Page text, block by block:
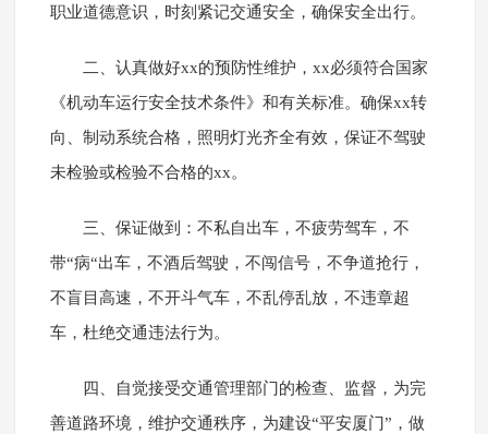
职业道德意识，时刻紧记交通安全，确保安全出行。
二、认真做好xx的预防性维护，xx必须符合国家
《机动车运行安全技术条件》和有关标准。确保xx转
向、制动系统合格，照明灯光齐全有效，保证不驾驶
未检验或检验不合格的xx。
三、保证做到：不私自出车，不疲劳驾车，不
带“病“出车，不酒后驾驶，不闯信号，不争道抢行，
不盲目高速，不开斗气车，不乱停乱放，不违章超
车，杜绝交通违法行为。
四、自觉接受交通管理部门的检查、监督，为完
善道路环境，维护交通秩序，为建设“平安厦门”，做